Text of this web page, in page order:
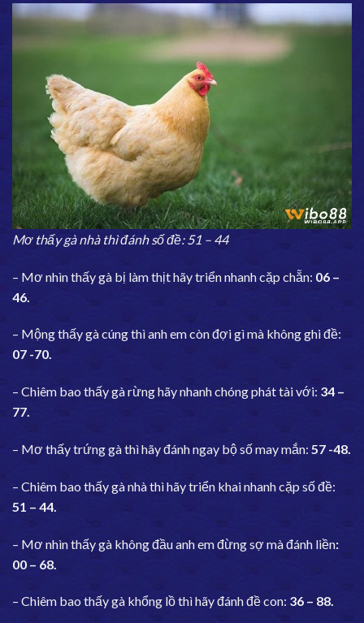
Mơ thấy gà nhà thì đánh số đề: 51 – 44
– Mơ nhìn thấy gà bị làm thịt hãy triển nhanh cặp chẵn: 06 –
46.
– Mộng thấy gà cúng thì anh em còn đợi gì mà không ghi đề:
07 -70.
– Chiêm bao thấy gà rừng hãy nhanh chóng phát tài với: 34 –
77.
– Mơ thấy trứng gà thì hãy đánh ngay bộ số may mắn: 57 -48.
– Chiêm bao thấy gà nhà thì hãy triển khai nhanh cặp số đề:
51 – 44.
– Mơ nhìn thấy gà không đầu anh em đừng sợ mà đánh liền:
00 – 68.
– Chiêm bao thấy gà khổng lồ thì hãy đánh đề con: 36 – 88.